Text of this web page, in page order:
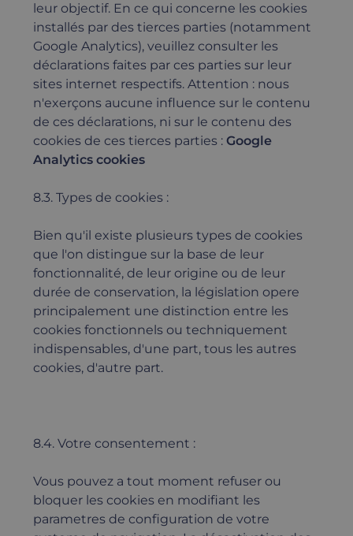
leur objectif. En ce qui concerne les cookies
installés par des tierces parties (notamment
Google Analytics), veuillez consulter les
déclarations faites par ces parties sur leur
sites internet respectifs. Attention : nous
n'exerçons aucune influence sur le contenu
de ces déclarations, ni sur le contenu des
cookies de ces tierces parties : Google
Analytics cookies
8.3. Types de cookies :
Bien qu'il existe plusieurs types de cookies
que l'on distingue sur la base de leur
fonctionnalité, de leur origine ou de leur
durée de conservation, la législation opere
principalement une distinction entre les
cookies fonctionnels ou techniquement
indispensables, d'une part, tous les autres
cookies, d'autre part.
8.4. Votre consentement :
Vous pouvez a tout moment refuser ou
bloquer les cookies en modifiant les
parametres de configuration de votre